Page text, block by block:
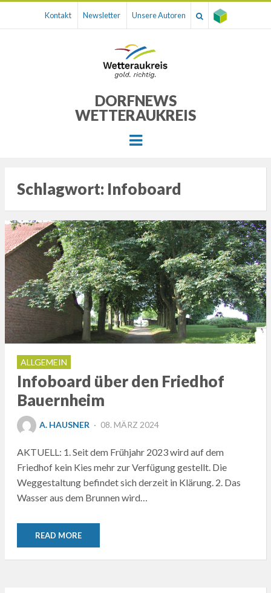
Kontakt Newsletter Unsere Autoren
DORFNEWS
WETTERAUKREIS
Menu
Schlagwort: Infoboard
ALLGEMEIN
Infoboard über den Friedhof
Bauernheim
A. HAUSNER
POSTED
08. MÄRZ 2024
AKTUELL: 1. Seit dem Frühjahr 2023 wird auf dem
Friedhof kein Kies mehr zur Verfügung gestellt. Die
Weggestaltung befindet sich derzeit in Klärung. 2. Das
Wasser aus dem Brunnen wird…
READ MORE